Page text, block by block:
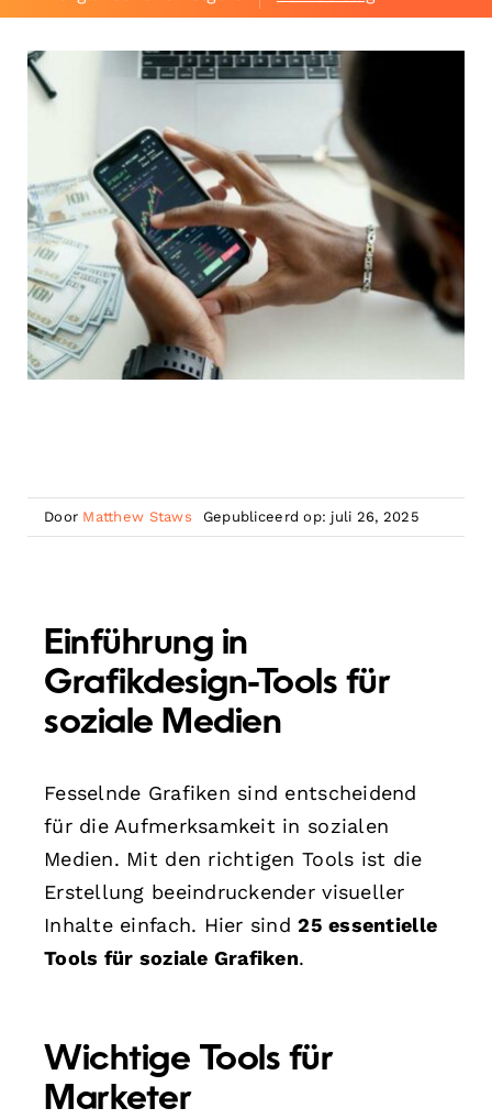
Door Matthew Staws Gepubliceerd op: juli 26, 2025
Einführung in
Grafikdesign-Tools für
soziale Medien
Fesselnde Grafiken sind entscheidend
für die Aufmerksamkeit in sozialen
Medien. Mit den richtigen Tools ist die
Erstellung beeindruckender visueller
Inhalte einfach. Hier sind25 essentielle
Tools für soziale Grafiken.
Wichtige Tools für
Marketer